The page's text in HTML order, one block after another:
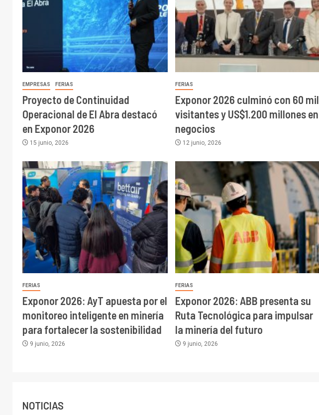
EMPRESAS FERIAS
Proyecto de Continuidad
Operacional de El Abra destacó
en Exponor 2026
15 junio, 2026
FERIAS
Exponor 2026 culminó con 60 mil
visitantes y US$1.200 millones en
negocios
12 junio, 2026
FERIAS
Exponor 2026: AyT apuesta por el
monitoreo inteligente en minería
para fortalecer la sostenibilidad
9 junio, 2026
FERIAS
Exponor 2026: ABB presenta su
Ruta Tecnológica para impulsar
la minería del futuro
9 junio, 2026
NOTICIAS